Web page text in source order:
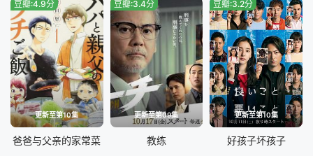
更新至第10集
豆瓣:4.9分
爸爸与父亲的家常菜
更新至第09集
豆瓣:3.4分
教练
更新至第10集
豆瓣:3.2分
好孩子坏孩子